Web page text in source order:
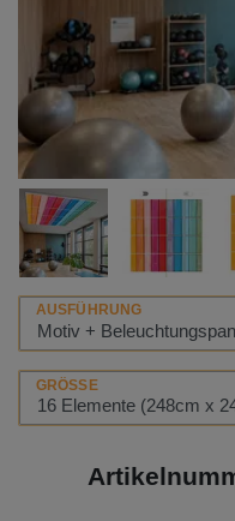
AUSFÜHRUNG
GRÖSSE